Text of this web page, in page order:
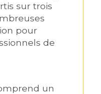
sur trois
pour
de
un